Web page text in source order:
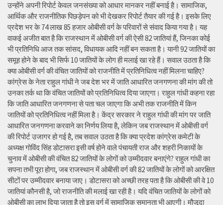
उन्होंने अपनी रिपोर्ट केवल जनसंख्या को आधार मानकर नहीं बनाई है। सामाजिक,
आर्थिक और राजनीतिक पिछड़ेपन को भी देखकर रिपोर्ट तैयार की गई है। इसके लिए
प्रदेश भर के 74 लाख 85 हजार ओबीसी वर्ग के परिवारों से संवाद किया गया है। यह
वाकई अजीत बात है कि राजस्थान में ओबीसी वर्ग की ऐसी 82 जातियां हैं, जिनका कोई
भी प्रतिनिधि आज तक सांसद, विधायक आदि नहीं बन सकता है। यानी 92 जातियों का
समूह होने के बाद भी सिर्फ 10 जातियों के लोग ही मलाई खा रहे हैं। सवाल उठता है कि
क्या ओबीसी वर्ग की वंचित जातियों को राजनीति में प्रतिनिधित्व नहीं मिलना चाहिए?
कांग्रेस के नेता राहुल गांधी ने जब देश भर में जाति आधारित जनगणना की मांग की तो
उनका तर्क था कि वंचित जातियों को प्रतिनिधित्व दिया जाएगा। राहुल गांधी कहना रहा
कि जाति आधारित जनगणना से पता चल जाएगा कि अभी तक राजनीति में किन
जातियों को प्रतिनिधित्व नहीं मिला है। केंद्र सरकार ने राहुल गांधी की मांग पर जाति
आधारित जनगणना करवाने का निर्णय लिया है, लेकिन जब राजस्थान में ओबीसी वर्ग
की रिपोर्ट उजागर हो गई है, तब सवाल उठता है कि क्या प्रदेश कांग्रेस कमेटी के
अध्यक्ष गोविंद सिंह डोटासरा इसी वर्ष होने वाले पंचायती राज और शहरी निकायों के
चुनाव में ओबीसी की वंचित 82 जातियों के लोगों को उम्मीदवार बनाएंगे? राहुल गांधी का
सपना तभी पूरा होगा, जब राजस्थान में ओबीसी वर्ग की 82 जातियों के लोगों को आरक्षित
सीटों पर उम्मीदवार बनाया जाए। डोटासरा को अच्छी तरह पता है कि ओबीसी की वे 10
जातियां कौनसी है, जो राजनीति की मलाई खा रही है। यदि वंचित जातियों के लोगों को
ओबीसी का लाभ दिया जाता है तो इस वर्ग में सामाजिक समानता भी आएगी। मौजूदा